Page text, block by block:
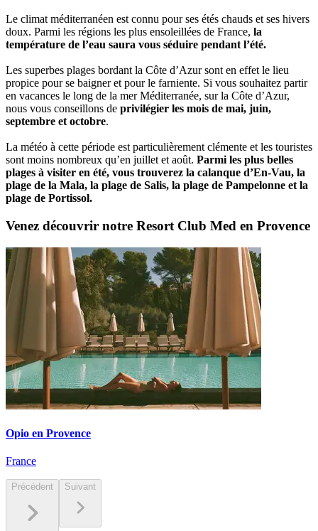
Le climat méditerranéen est connu pour ses étés chauds et ses hivers
doux. Parmi les régions les plus ensoleillées de France, la
température de l’eau saura vous séduire pendant l’été.
Les superbes plages bordant la Côte d’Azur sont en effet le lieu
propice pour se baigner et pour le farniente. Si vous souhaitez partir
en vacances le long de la mer Méditerranée, sur la Côte d’Azur,
nous vous conseillons de privilégier les mois de mai, juin,
septembre et octobre.
La météo à cette période est particulièrement clémente et les touristes
sont moins nombreux qu’en juillet et août. Parmi les plus belles
plages à visiter en été, vous trouverez la calanque d’En-Vau, la
plage de la Mala, la plage de Salis, la plage de Pampelonne et la
plage de Portissol.
Venez découvrir notre Resort Club Med en Provence
Opio en Provence
France
Précédent Suivant